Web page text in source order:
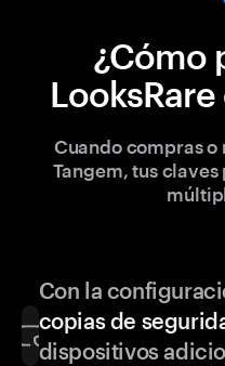
¿Cómo
Cuando compras o
Tangem, tus
Con la
copias de
dispositivos